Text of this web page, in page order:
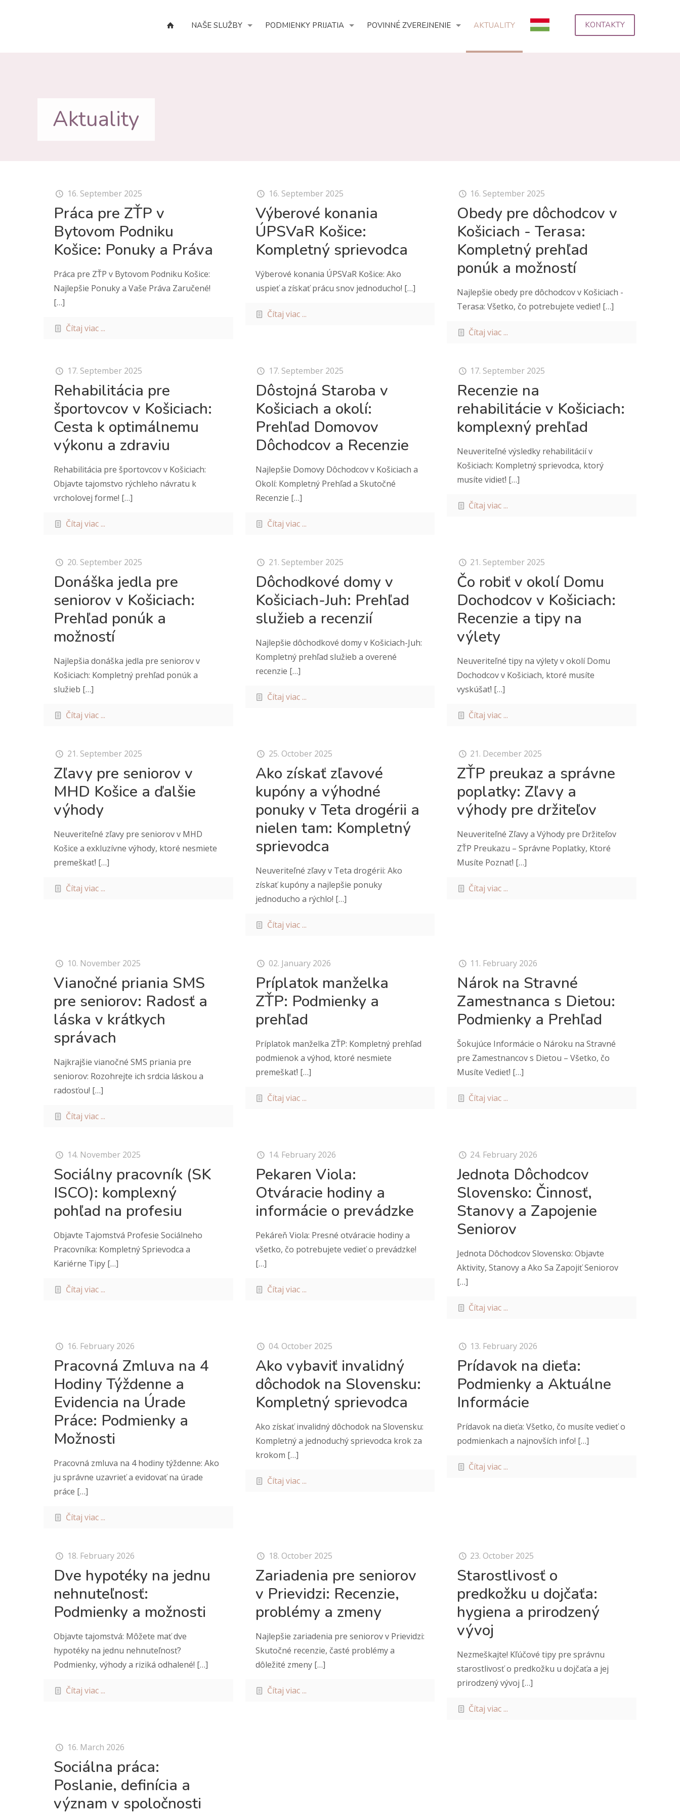
NAŠE SLUŽBY PODMIENKY PRIJATIA POVINNÉ ZVEREJNENIE AKTUALITY KONTAKTY
Aktuality
16. September 2025
Práca pre ZŤP v
Bytovom Podniku
Košice: Ponuky a Práva
Práca pre ZŤP v Bytovom Podniku Košice:
Najlepšie Ponuky a Vaše Práva Zaručené!
[…]
Čítaj viac ...
16. September 2025
Výberové konania
ÚPSVaR Košice:
Kompletný sprievodca
Výberové konania ÚPSVaR Košice: Ako
uspieť a získať prácu snov jednoducho! […]
Čítaj viac ...
16. September 2025
Obedy pre dôchodcov v
Košiciach - Terasa:
Kompletný prehľad
ponúk a možností
Najlepšie obedy pre dôchodcov v Košiciach -
Terasa: Všetko, čo potrebujete vedieť! […]
Čítaj viac ...
17. September 2025
Rehabilitácia pre
športovcov v Košiciach:
Cesta k optimálnemu
výkonu a zdraviu
Rehabilitácia pre športovcov v Košiciach:
Objavte tajomstvo rýchleho návratu k
vrcholovej forme! […]
Čítaj viac ...
17. September 2025
Dôstojná Staroba v
Košiciach a okolí:
Prehľad Domovov
Dôchodcov a Recenzie
Najlepšie Domovy Dôchodcov v Košiciach a
Okolí: Kompletný Prehľad a Skutočné
Recenzie […]
Čítaj viac ...
17. September 2025
Recenzie na
rehabilitácie v Košiciach:
komplexný prehľad
Neuveriteľné výsledky rehabilitácií v
Košiciach: Kompletný sprievodca, ktorý
musíte vidieť! […]
Čítaj viac ...
20. September 2025
Donáška jedla pre
seniorov v Košiciach:
Prehľad ponúk a
možností
Najlepšia donáška jedla pre seniorov v
Košiciach: Kompletný prehľad ponúk a
služieb […]
Čítaj viac ...
21. September 2025
Dôchodkové domy v
Košiciach-Juh: Prehľad
služieb a recenzií
Najlepšie dôchodkové domy v Košiciach-Juh:
Kompletný prehľad služieb a overené
recenzie […]
Čítaj viac ...
21. September 2025
Čo robiť v okolí Domu
Dochodcov v Košiciach:
Recenzie a tipy na
výlety
Neuveriteľné tipy na výlety v okolí Domu
Dochodcov v Košiciach, ktoré musíte
vyskúšať! […]
Čítaj viac ...
21. September 2025
Zľavy pre seniorov v
MHD Košice a ďalšie
výhody
Neuveriteľné zľavy pre seniorov v MHD
Košice a exkluzívne výhody, ktoré nesmiete
premeškať! […]
Čítaj viac ...
25. October 2025
Ako získať zľavové
kupóny a výhodné
ponuky v Teta drogérii a
nielen tam: Kompletný
sprievodca
Neuveriteľné zľavy v Teta drogérii: Ako
získať kupóny a najlepšie ponuky
jednoducho a rýchlo! […]
Čítaj viac ...
21. December 2025
ZŤP preukaz a správne
poplatky: Zľavy a
výhody pre držiteľov
Neuveriteľné Zľavy a Výhody pre Držiteľov
ZŤP Preukazu – Správne Poplatky, Ktoré
Musíte Poznať! […]
Čítaj viac ...
10. November 2025
Vianočné priania SMS
pre seniorov: Radosť a
láska v krátkych
správach
Najkrajšie vianočné SMS priania pre
seniorov: Rozohrejte ich srdcia láskou a
radosťou! […]
Čítaj viac ...
02. January 2026
Príplatok manželka
ZŤP: Podmienky a
prehľad
Príplatok manželka ZŤP: Kompletný prehľad
podmienok a výhod, ktoré nesmiete
premeškať! […]
Čítaj viac ...
11. February 2026
Nárok na Stravné
Zamestnanca s Dietou:
Podmienky a Prehľad
Šokujúce Informácie o Nároku na Stravné
pre Zamestnancov s Dietou – Všetko, čo
Musíte Vedieť! […]
Čítaj viac ...
14. November 2025
Sociálny pracovník (SK
ISCO): komplexný
pohľad na profesiu
Objavte Tajomstvá Profesie Sociálneho
Pracovníka: Kompletný Sprievodca a
Kariérne Tipy […]
Čítaj viac ...
14. February 2026
Pekaren Viola:
Otváracie hodiny a
informácie o prevádzke
Pekáreň Viola: Presné otváracie hodiny a
všetko, čo potrebujete vedieť o prevádzke!
[…]
Čítaj viac ...
24. February 2026
Jednota Dôchodcov
Slovensko: Činnosť,
Stanovy a Zapojenie
Seniorov
Jednota Dôchodcov Slovensko: Objavte
Aktivity, Stanovy a Ako Sa Zapojiť Seniorov
[…]
Čítaj viac ...
16. February 2026
Pracovná Zmluva na 4
Hodiny Týždenne a
Evidencia na Úrade
Práce: Podmienky a
Možnosti
Pracovná zmluva na 4 hodiny týždenne: Ako
ju správne uzavrieť a evidovať na úrade
práce […]
Čítaj viac ...
04. October 2025
Ako vybaviť invalidný
dôchodok na Slovensku:
Kompletný sprievodca
Ako získať invalidný dôchodok na Slovensku:
Kompletný a jednoduchý sprievodca krok za
krokom […]
Čítaj viac ...
13. February 2026
Prídavok na dieťa:
Podmienky a Aktuálne
Informácie
Prídavok na dieťa: Všetko, čo musíte vedieť o
podmienkach a najnovších info! […]
Čítaj viac ...
18. February 2026
Dve hypotéky na jednu
nehnuteľnosť:
Podmienky a možnosti
Objavte tajomstvá: Môžete mať dve
hypotéky na jednu nehnuteľnosť?
Podmienky, výhody a riziká odhalené! […]
Čítaj viac ...
18. October 2025
Zariadenia pre seniorov
v Prievidzi: Recenzie,
problémy a zmeny
Najlepšie zariadenia pre seniorov v Prievidzi:
Skutočné recenzie, časté problémy a
dôležité zmeny […]
Čítaj viac ...
23. October 2025
Starostlivosť o
predkožku u dojčaťa:
hygiena a prirodzený
vývoj
Nezmeškajte! Kľúčové tipy pre správnu
starostlivosť o predkožku u dojčaťa a jej
prirodzený vývoj […]
Čítaj viac ...
16. March 2026
Sociálna práca:
Poslanie, definícia a
význam v spoločnosti